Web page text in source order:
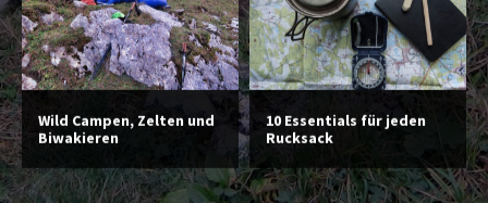
Wild Campen, Zelten und
Biwakieren
10 Essentials für jeden
Rucksack